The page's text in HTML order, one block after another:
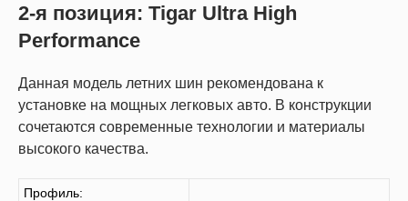
2-я позиция: Tigar Ultra High
Performance
Данная модель летних шин рекомендована к
установке на мощных легковых авто. В конструкции
сочетаются современные технологии и материалы
высокого качества.
Профиль: